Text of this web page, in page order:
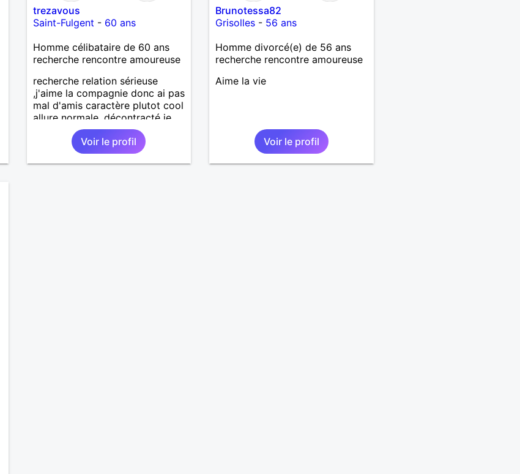
trezavous
Saint-Fulgent - 60 ans
Homme célibataire de 60 ans
recherche rencontre amoureuse
recherche relation sérieuse
,j'aime la compagnie donc ai pas
mal d'amis caractère plutot cool
allure normale ,décontracté je
voudrais rencontrer une
personne aimant la nature
,bricolage ,quelqu'un de simple
et naturel à vos claviers
Voir le profil
Brunotessa82
Grisolles - 56 ans
Homme divorcé(e) de 56 ans
recherche rencontre amoureuse
Aime la vie
Voir le profil